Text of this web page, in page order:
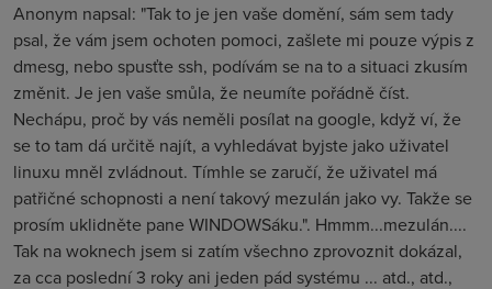
Anonym napsal: "Tak to je jen vaše domění, sám sem tady
psal, že vám jsem ochoten pomoci, zašlete mi pouze výpis z
dmesg, nebo spusťte ssh, podívám se na to a situaci zkusím
změnit. Je jen vaše smůla, že neumíte pořádně číst.
Nechápu, proč by vás neměli posílat na google, když ví, že
se to tam dá určitě najít, a vyhledávat byjste jako uživatel
linuxu mněl zvládnout. Tímhle se zaručí, že uživatel má
patřičné schopnosti a není takový mezulán jako vy. Takže se
prosím uklidněte pane WINDOWSáku.". Hmmm...mezulán....
Tak na woknech jsem si zatím všechno zprovoznit dokázal,
za cca poslední 3 roky ani jeden pád systému ... atd., atd.,